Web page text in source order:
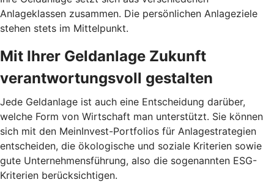
Anlageklassen zusammen. Die persönlichen Anlageziele
stehen stets im Mittelpunkt.
Mit Ihrer Geldanlage Zukunft
verantwortungsvoll gestalten
Jede Geldanlage ist auch eine Entscheidung darüber,
welche Form von Wirtschaft man unterstützt. Sie können
sich mit den MeinInvest-Portfolios für Anlagestrategien
entscheiden, die ökologische und soziale Kriterien sowie
gute Unternehmensführung, also die sogenannten ESG-
Kriterien berücksichtigen.